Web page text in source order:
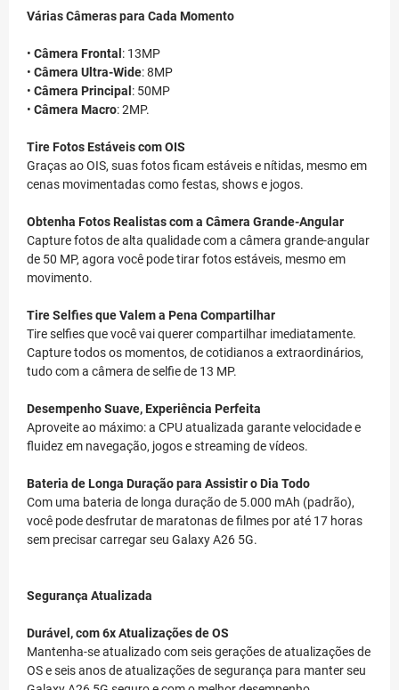
Várias Câmeras para Cada Momento
• Câmera Frontal : 13MP
• Câmera Ultra-Wide: 8MP
• Câmera Principal : 50MP
• Câmera Macro: 2MP.
Tire Fotos Estáveis com OIS
Graças ao OIS, suas fotos ficam estáveis e nítidas, mesmo em
cenas movimentadas como festas, shows e jogos.
Obtenha Fotos Realistas com a Câmera Grande-Angular
Capture fotos de alta qualidade com a câmera grande-angular
de 50 MP, agora você pode tirar fotos estáveis, mesmo em
movimento.
Tire Selfies que Valem a Pena Compartilhar
Tire selfies que você vai querer compartilhar imediatamente.
Capture todos os momentos, de cotidianos a extraordinários,
tudo com a câmera de selfie de 13 MP.
Desempenho Suave, Experiência Perfeita
Aproveite ao máximo: a CPU atualizada garante velocidade e
fluidez em navegação, jogos e streaming de vídeos.
Bateria de Longa Duração para Assistir o Dia Todo
Com uma bateria de longa duração de 5.000 mAh (padrão),
você pode desfrutar de maratonas de filmes por até 17 horas
sem precisar carregar seu Galaxy A26 5G.
Segurança Atualizada
Durável, com 6x Atualizações de OS
Mantenha-se atualizado com seis gerações de atualizações de
OS e seis anos de atualizações de segurança para manter seu